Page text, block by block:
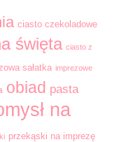
ciasto czekoladowe
święta ciasto z
sałatka imprezowe
obiad pasta
na
przekąski na imprezę